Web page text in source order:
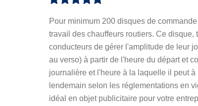
Note 5.00
sur
5
Pour minimum 200 disques de commande
travail des chauffeurs routiers. Ce
conducteurs de gérer l'amplitude de leur
au verso) à partir de l'heure du départ et
journalière et l'heure à la laquelle il peut
lendemain selon les réglementations en
idéal en objet publicitaire pour votre